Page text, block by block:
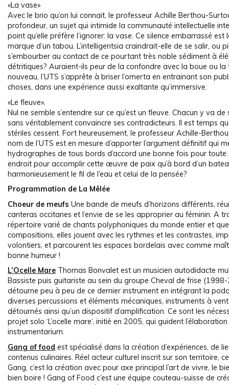
«La vase»
Avec le brio qu’on lui connait, le professeur Achille Berthou-
profondeur, un sujet qui intimide la communauté intellectuelle
point qu’elle préfère l’ignorer: la vase. Ce silence embarrassé est
marque d’un tabou. L’intelligentsia craindrait-elle de se salir, ou
s’embourber au contact de ce pourtant très noble sédiment à
détritiques? Auraient-ils peur de la confondre avec la boue ou la
nouveau, l’UTS s’apprête à briser l’omerta en entrainant son
choses, dans une expérience aussi exaltante qu’immersive.
«Le fleuve».
Nul ne semble s’entendre sur ce qu’est un fleuve. Chacun y va
sans véritablement convaincre ses contradicteurs. Il est temps
stériles cessent. Fort heureusement, le professeur Achille-
nom de l’UTS est en mesure d’apporter l’argument définitif qui
hydrographes de tous bords d’accord une bonne fois pour
endroit pour accomplir cette œuvre de paix qu’à bord d’un
harmonieusement le fil de l’eau et celui de la pensée?
Programmation de La Mêlée
Choeur de meufs Une bande de meufs d’horizons différents,
canteras occitanes et l’envie de se les approprier au féminin. A
répertoire varié de chants polyphoniques du monde entier et
compositions, elles jouent avec les rythmes et les contrastes,
volontiers, et parcourent les espaces bordelais avec comme
bonne humeur !
L’Ocelle Mare Thomas Bonvalet est un musicien autodidacte
Bassiste puis guitariste au sein du groupe Cheval de frise
détourne peu à peu de ce dernier instrument en intégrant la
diverses percussions et éléments mécaniques, instruments à
détournés ainsi qu’un dispositif d’amplification. Ce sont les
projet solo ‘L’ocelle mare‘, initié en 2005, qui guident
instrumentarium.
Gang of food est spécialisé dans la création d’expériences, de
contenus culinaires. Réel acteur culturel inscrit sur son territoire,
Gang, c’est la création avec pour axe principal l’art de vivre, le
bien boire ! Gang of Food c’est une équipe couteau-suisse de